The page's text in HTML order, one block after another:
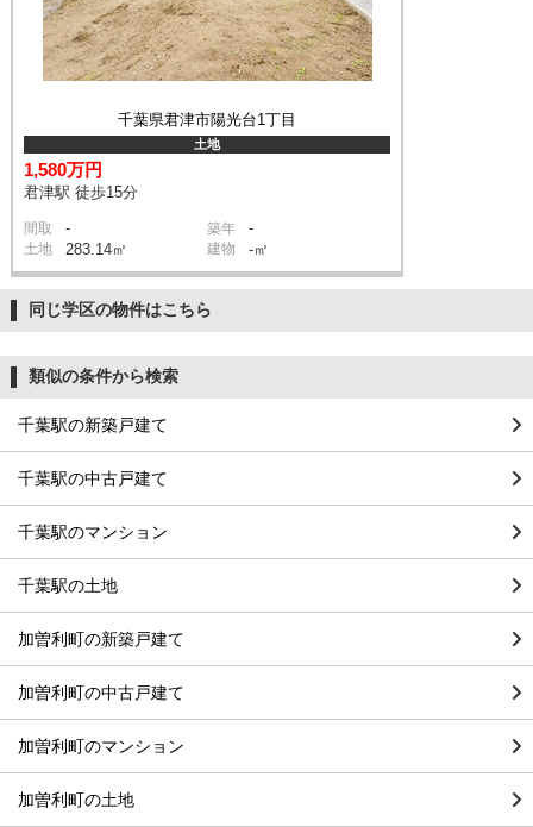
千葉県君津市陽光台1丁目
土地
1,580万円
君津駅 徒歩15分
間取 - 築年 -
土地 283.14㎡ 建物 -㎡
同じ学区の物件はこちら
類似の条件から検索
千葉駅の新築戸建て
千葉駅の中古戸建て
千葉駅のマンション
千葉駅の土地
加曽利町の新築戸建て
加曽利町の中古戸建て
加曽利町のマンション
加曽利町の土地